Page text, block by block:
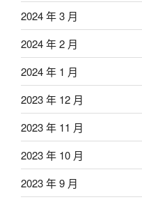
2024 年 3 月
2024 年 2 月
2024 年 1 月
2023 年 12 月
2023 年 11 月
2023 年 10 月
2023 年 9 月